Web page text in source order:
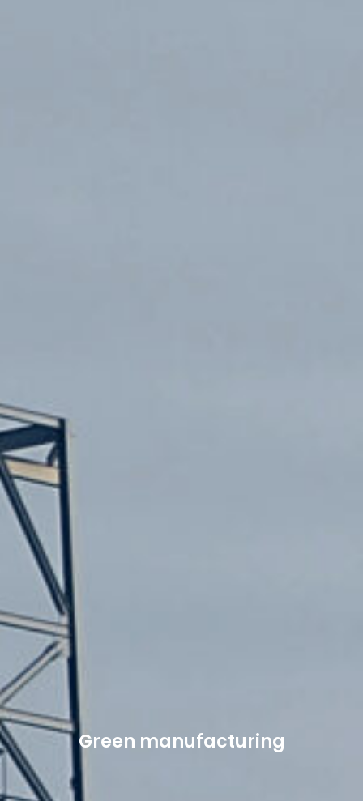
Green manufacturing